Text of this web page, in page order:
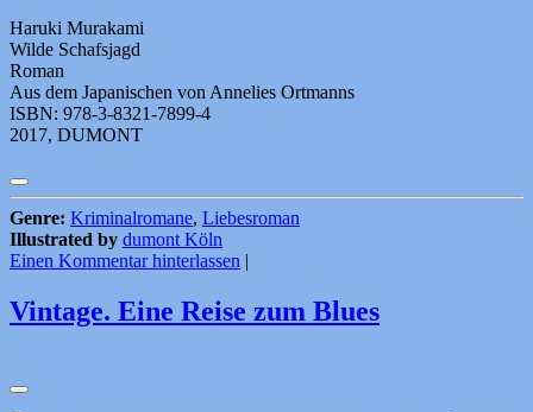
Haruki Murakami
Wilde Schafsjagd
Roman
Aus dem Japanischen von Annelies Ortmanns
ISBN: 978-3-8321-7899-4
2017, DUMONT
Genre: Kriminalromane, Liebesroman
Illustrated by dumont Köln
Einen Kommentar hinterlassen |
Vintage. Eine Reise zum Blues